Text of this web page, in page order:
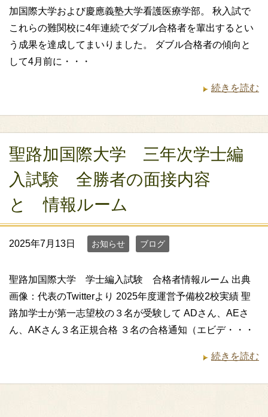
加国際大学および慶應義塾大学看護医療学部。 秋入試で
これらの難関校に4年連続でダブル合格者を輩出するとい
う成果を達成してまいりました。 ダブル合格者の傾向と
して4月前に・・・
続きを読む
聖路加国際大学 三年次学士編
入試験 全勝者の面接内容
と 情報ルーム
2025年7月13日 お知らせ ブログ
聖路加国際大学 学士編入試験 合格者情報ルーム 出典
画像：代表のTwitterより 2025年度運営予備校2校実績 聖
路加学士が第一志望校の３名が受験して ADさん、AEさ
ん、AKさん３名正規合格 ３名の合格通知（エビデ・・・
続きを読む